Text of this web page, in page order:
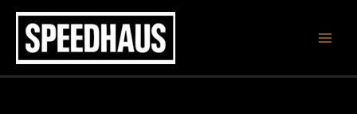
Siirry
sisältöön